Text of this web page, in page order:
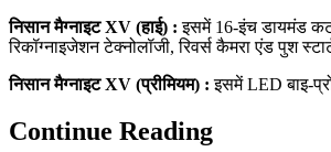
निसान मैग्नाइट XV (हाई) : इसमें 16-इंच डायमंड
रिकॉग्नाइजेशन टेक्नोलॉजी, रिवर्स कैमरा एंड पुश
निसान मैग्नाइट XV (प्रीमियम) : इसमें LED बाइ-
Continue Reading